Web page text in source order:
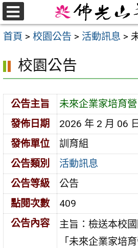
跳
至
主首頁 > 校園公告 > 活動訊息 >
校園公告
公告主旨
未來企業家培育營
發佈日期
2026 年 2 月 06 日
發佈單位
訓育組
公告類別
活動訊息
公告等級
公告
點閱次數
409
公告內容
主旨：檢送本校
「未來企業家培
選
單